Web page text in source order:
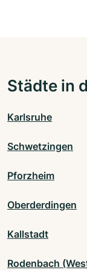
Städte in
Karlsruhe
Schwetzingen
Pforzheim
Oberderdingen
Kallstadt
Rodenbach